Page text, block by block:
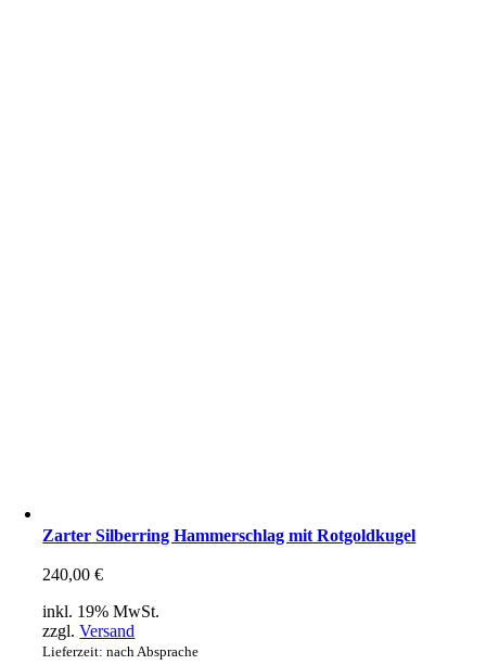
Zarter Silberring Hammerschlag mit Rotgoldkugel
240,00€
inkl. 19% MwSt.
zzgl.Versand
Lieferzeit: nach Absprache